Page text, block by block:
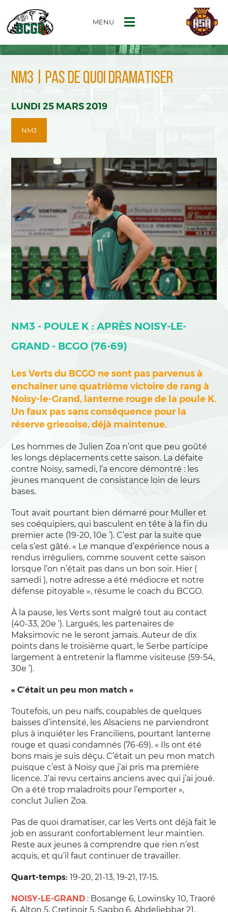
MENU
NM3 | PAS DE QUOI DRAMATISER
LUNDI 25 MARS 2019
NM3
NM3 - POULE K : APRÈS NOISY-LE-
GRAND - BCGO (76-69)
Les Verts du BCGO ne sont pas parvenus à
enchaîner une quatrième victoire de rang à
Noisy-le-Grand, lanterne rouge de la poule K.
Un faux pas sans conséquence pour la
réserve griesoise, déjà maintenue.
Les hommes de Julien Zoa n’ont que peu goûté
les longs déplacements cette saison. La défaite
contre Noisy, samedi, l’a encore démontré : les
jeunes manquent de consistance loin de leurs
bases.
Tout avait pourtant bien démarré pour Muller et
ses coéquipiers, qui basculent en tête à la fin du
premier acte (19-20, 10e ’). C’est par la suite que
cela s’est gâté. « Le manque d’expérience nous a
rendus irréguliers, comme souvent cette saison
lorsque l’on n’était pas dans un bon soir. Hier (
samedi ), notre adresse a été médiocre et notre
défense pitoyable », résume le coach du BCGO.
À la pause, les Verts sont malgré tout au contact
(40-33, 20e ’). Largués, les partenaires de
Maksimovic ne le seront jamais. Auteur de dix
points dans le troisième quart, le Serbe participe
largement à entretenir la flamme visiteuse (59-54,
30e ’).
« C’était un peu mon match »
Toutefois, un peu naïfs, coupables de quelques
baisses d’intensité, les Alsaciens ne parviendront
plus à inquiéter les Franciliens, pourtant lanterne
rouge et quasi condamnés (76-69). « Ils ont été
bons mais je suis déçu. C’était un peu mon match
puisque c’est à Noisy que j’ai pris ma première
licence. J’ai revu certains anciens avec qui j’ai joué.
On a été trop maladroits pour l’emporter »,
conclut Julien Zoa.
Pas de quoi dramatiser, car les Verts ont déjà fait le
job en assurant confortablement leur maintien.
Reste aux jeunes à comprendre que rien n’est
acquis, et qu’il faut continuer de travailler.
Quart-temps: 19-20, 21-13, 19-21, 17-15.
NOISY-LE-GRAND : Bosange 6, Lowinsky 10, Traoré
6, Alton 5, Cretinoir 5, Sagbo 6, Abdeljebbar 21,